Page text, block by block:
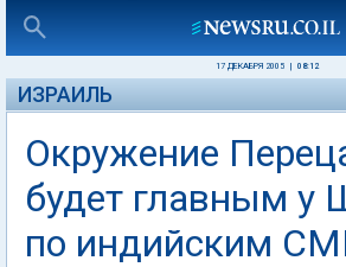
17 ДЕКАБРЯ 2005 08:12
ИЗРАИЛЬ
Окружение
будет главным у
по индийским